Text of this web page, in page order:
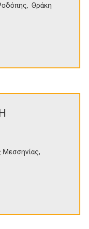
Θράκη
Μεσσηνίας